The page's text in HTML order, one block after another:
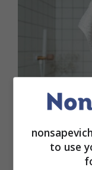
Le regole base
le
to use